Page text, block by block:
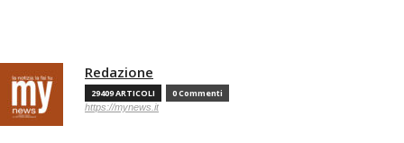
Redazione
29409 ARTICOLI 0 Commenti
https://mynews.it